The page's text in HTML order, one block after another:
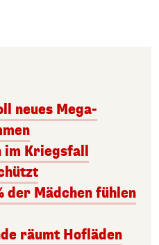
neues Mega-
im Kriegsfall
der Mädchen fühlen
räumt Hofläden